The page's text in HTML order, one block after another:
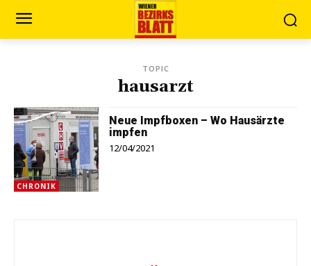
TOPIC
hausarzt
CHRONIK
Neue Impfboxen – Wo Hausärzte
impfen
12/04/2021